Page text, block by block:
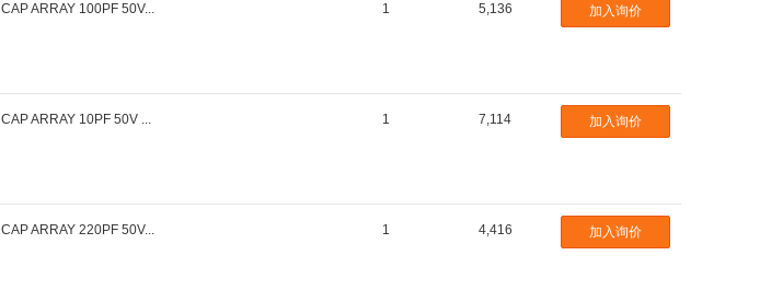
CAP ARRAY 100PF 50V... 1 5,136 加入询价
CAP ARRAY 10PF 50V ... 1 7,114 加入询价
CAP ARRAY 220PF 50V... 1 4,416 加入询价